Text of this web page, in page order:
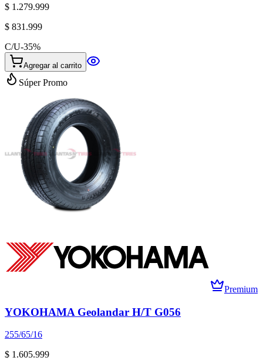
$ 1.279.999
$ 831.999
C/U-35%
Agregar al carrito
Súper Promo
Premium
YOKOHAMA Geolandar H/T G056
255/65/16
$ 1.605.999